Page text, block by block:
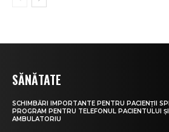
SĂNĂTATE
SCHIMBĂRI IMPORTANTE PENTRU PACIENȚII
PROGRAM PENTRU TELEFONUL PACIENTULUI
AMBULATORIU